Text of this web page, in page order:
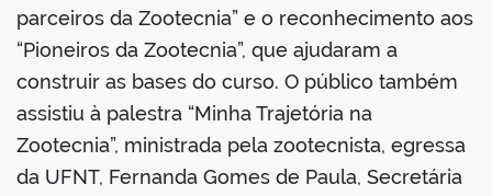
parceiros da Zootecnia” e o reconhecimento aos
“Pioneiros da Zootecnia”, que ajudaram a
construir as bases do curso. O público também
assistiu à palestra “Minha Trajetória na
Zootecnia”, ministrada pela zootecnista, egressa
da UFNT, Fernanda Gomes de Paula, Secretária